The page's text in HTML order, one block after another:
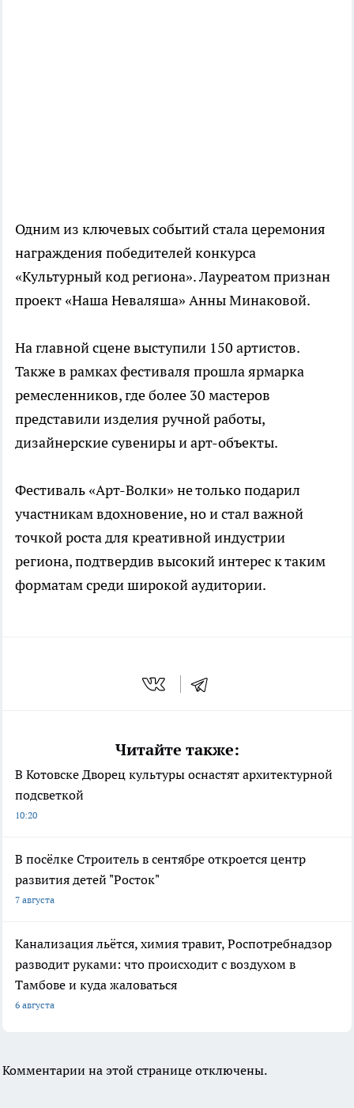
Одним из ключевых событий стала церемония
награждения победителей конкурса
«Культурный код региона». Лауреатом признан
проект «Наша Неваляша» Анны Минаковой.
На главной сцене выступили 150 артистов.
Также в рамках фестиваля прошла ярмарка
ремесленников, где более 30 мастеров
представили изделия ручной работы,
дизайнерские сувениры и арт-объекты.
Фестиваль «Арт-Волки» не только подарил
участникам вдохновение, но и стал важной
точкой роста для креативной индустрии
региона, подтвердив высокий интерес к таким
форматам среди широкой аудитории.
Читайте также:
В Котовске Дворец культуры оснастят архитектурной
подсветкой
10:20
В посёлке Строитель в сентябре откроется центр
развития детей "Росток"
7 августа
Канализация льётся, химия травит, Роспотребнадзор
разводит руками: что происходит с воздухом в
Тамбове и куда жаловаться
6 августа
Комментарии на этой странице отключены.